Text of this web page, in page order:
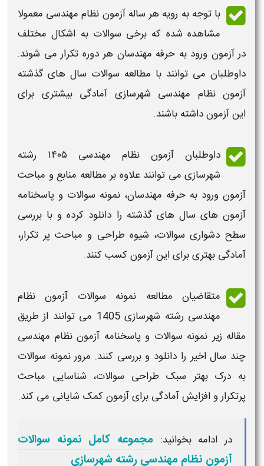
با توجه به رویه هر ساله آزمون نظام مهندسی معمولا
مشاهده شده که برخی سوالات به اشکال مختلف
درآزمون ورود به حرفه مهندسان هر دوره تکرار می شوند.
داوطلبان می توانند با مطالعه سوالات سال های گذشته
آزمون نظام مهندسی شهرسازی آمادگی بیشتری برای
اینآزمونداشته باشند.
داوطلبان
آزمون نظام مهندسی ۱۴۰۵ رشته
شهرسازی می توانند علاوه بر مطالعه منابع و مباحث
آزمون ورود به حرفه مهندسان، نمونه سوالات و پاسخنامه
آزمون های سال های گذشته را دانلود کرده و با بررسی
سطح دشواری سوالات، شیوه طراحی و مباحث پر تکرار،
آمادگی بهتری برای این آزمون کسب کنند.
متقاضیان مطالعه نمونه سوالات آزمون نظام
مهندسی رشته شهرسازی1405 می توانند از طریق
مقاله زیر نمونه سوالات و پاسخنامه آزمون نظام مهندسی
چند سال اخیر را دانلود و بررسی کنند. مرور نمونه سوالات
به درک بهتر سبک طراحی سوالات، شناسایی مباحث
پرتکرار و افزایش آمادگی برای آزمون کمک شایانی می‌ کند.
در ادامه بخوانید: مجموعه کامل نمونه سوالات
آزمون نظام مهندسی رشته شهرسازی